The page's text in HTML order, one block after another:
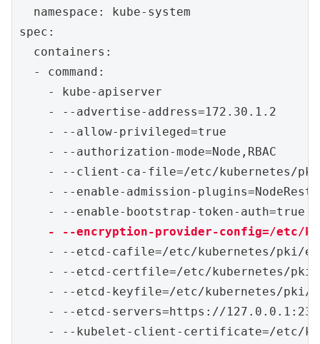
  namespace: kube-system
spec:
  containers:
  - command:
    - kube-apiserver
    - --advertise-address=172.30.1.2
    - --allow-privileged=true
    - --authorization-mode=Node,RBAC
- --client-ca-file=/etc/kubernetes/
- --enable-admission-
- --encryption-provider-config=/etc/
- --etcd-cafile=/etc/kubernetes/pki/
- --etcd-certfile=/etc/kubernetes/
- --etcd-keyfile=/etc/kubernetes/pki/
- --etcd-servers=https://
- --kubelet-client-certificate=/etc/